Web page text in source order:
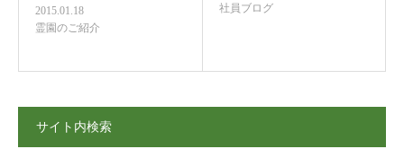
2015.01.18
霊園のご紹介
社員ブログ
サイト内検索